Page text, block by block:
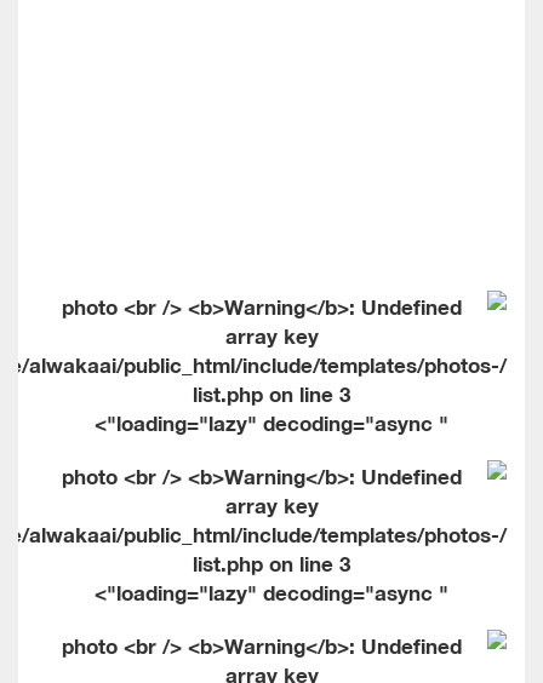
alwakaai/public_html/include/templates/photos-
list.php on line3
" loading="lazy" decoding="async">
alwakaai/public_html/include/templates/photos-
list.php on line3
" loading="lazy" decoding="async">